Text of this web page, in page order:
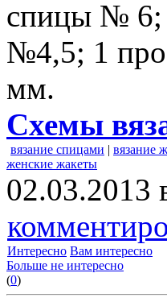
спицы № 6;
№4,5; 1
мм.
Схемы
вязание спицами | вязание
женские жакеты
02.03.2013
Интересно Вам интересно
Больше не интересно
(0)